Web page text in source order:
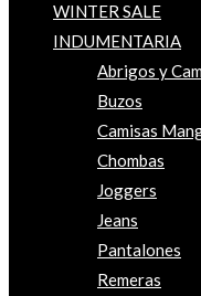
WINTER SALE
INDUMENTARIA
Abrigos y
Buzos
Camisas
Chombas
Joggers
Jeans
Pantalones
Remeras